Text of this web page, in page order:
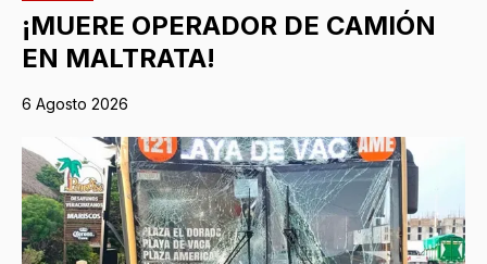
¡MUERE OPERADOR DE CAMIÓN
EN MALTRATA!
6 Agosto 2026